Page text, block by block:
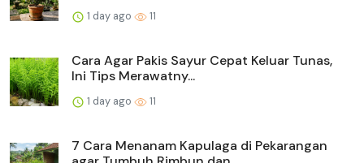
1 day ago 11
Cara Agar Pakis Sayur Cepat Keluar Tunas,
Ini Tips Merawatny...
1 day ago 11
7 Cara Menanam Kapulaga di Pekarangan